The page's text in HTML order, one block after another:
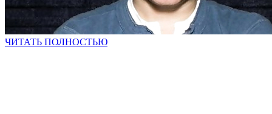
ЧИТАТЬ ПОЛНОСТЬЮ